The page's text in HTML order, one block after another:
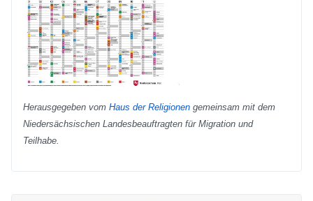
Herausgegeben vom Haus der Religionen gemeinsam mit dem
Niedersächsischen Landesbeauftragten für Migration und
Teilhabe.